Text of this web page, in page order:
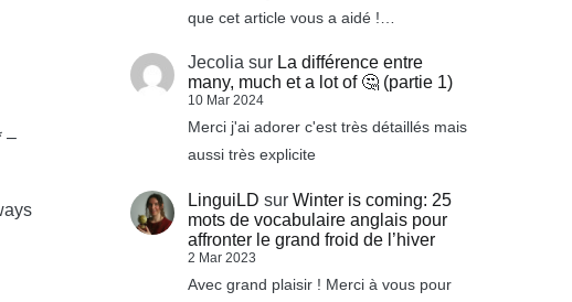
–
que cet article vous a aidé !…
Jecolia sur La différence entre
many, much et a lot of 🤔 (partie 1)
10 Mar 2024
Merci j'ai adorer c'est très détaillés mais
aussi très explicite
LinguiLD sur Winter is coming: 25
mots de vocabulaire anglais pour
affronter le grand froid de l’hiver
2 Mar 2023
Avec grand plaisir ! Merci à vous pour